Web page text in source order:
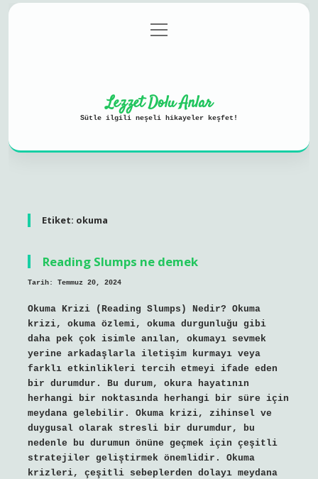
Gizlilik Politikası
menüyü
aç
Lezzet Dolu Anlar
Sütle ilgili neşeli hikayeler keşfet!
Etiket: okuma
Reading Slumps ne demek
Tarih: Temmuz 20, 2024
Okuma Krizi (Reading Slumps) Nedir? Okuma
krizi, okuma özlemi, okuma durgunluğu gibi
daha pek çok isimle anılan, okumayı sevmek
yerine arkadaşlarla iletişim kurmayı veya
farklı etkinlikleri tercih etmeyi ifade eden
bir durumdur. Bu durum, okura hayatının
herhangi bir noktasında herhangi bir süre için
meydana gelebilir. Okuma krizi, zihinsel ve
duygusal olarak stresli bir durumdur, bu
nedenle bu durumun önüne geçmek için çeşitli
stratejiler geliştirmek önemlidir. Okuma
krizleri, çeşitli sebeplerden dolayı meydana